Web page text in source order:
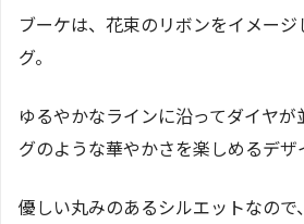
ブーケは、花束のリボンをイメー
グ。
ゆるやかなラインに沿ってダイヤ
グのような華やかさを楽しめるデザ
優しい丸みのあるシルエットなので